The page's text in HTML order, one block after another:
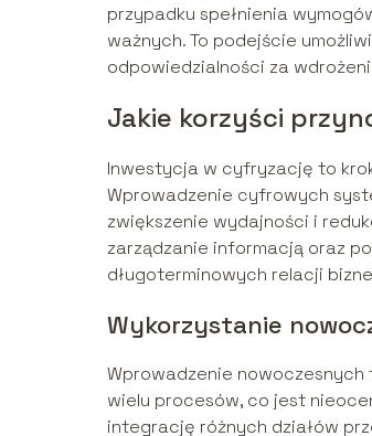
przypadku spełnienia
ważnych. To podejście
odpowiedzialności za
Jakie korzyści
Inwestycja w cyfryzację to
Wprowadzenie cyfrowych
zwiększenie wydajności i
zarządzanie informacją oraz
długoterminowych relacji
Wykorzystanie
Wprowadzenie nowoczesnych
wielu procesów, co jest
integrację różnych działów